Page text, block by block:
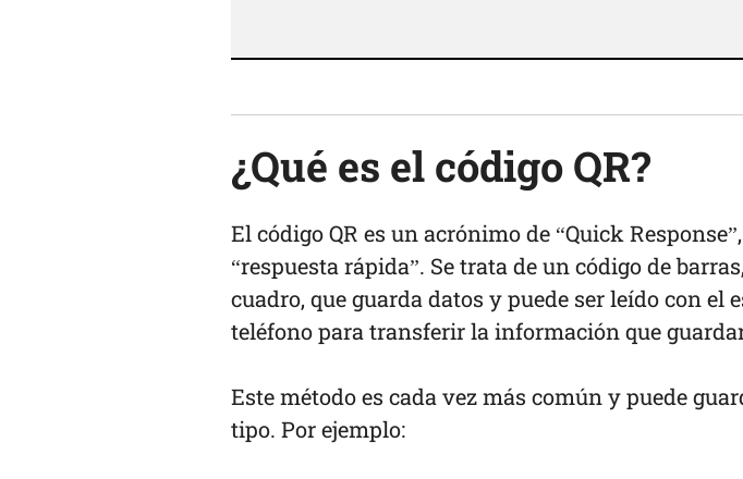
¿Qué es el código QR?
El código QR es un acrónimo de “Quick
“respuesta rápida”. Se trata de un código de
cuadro, que guarda datos y puede ser leído con el
teléfono para transferir la información que
Este método es cada vez más común y puede
tipo. Por ejemplo: